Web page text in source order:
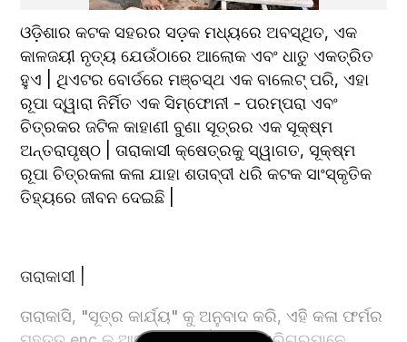
ଓଡ଼ିଶାର କଟକ ସହରର ସଡ଼କ ମଧ୍ୟରେ ଅବସ୍ଥିତ, ଏକ
କାଳଜୟୀ ନୃତ୍ୟ ଯେଉଁଠାରେ ଆଲୋକ ଏବଂ ଧାତୁ ଏକତ୍ରିତ
ହୁଏ | ଥିଏଟର ବୋର୍ଡରେ ମଞ୍ଚସ୍ଥ ଏକ ବାଲେଟ୍ ପରି, ଏହା
ରୂପା ଦ୍ୱାରା ନିର୍ମିତ ଏକ ସିମ୍ଫୋନୀ - ପରମ୍ପରା ଏବଂ
ଚିତ୍ରକର ଜଟିଳ କାହାଣୀ ବୁଣା ସୂତ୍ରର ଏକ ସୂକ୍ଷ୍ମ
ଅନ୍ତରାପୃଷ୍ଠ | ତାରାକାସୀ କ୍ଷେତ୍ରକୁ ସ୍ୱାଗତ, ସୂକ୍ଷ୍ମ
ରୂପା ଚିତ୍ରକଳା କଳା ଯାହା ଶତାବ୍ଦୀ ଧରି କଟକ ସାଂସ୍କୃତିକ
ତିହ୍ୟରେ ଜୀବନ ଦେଇଛି |
ତାରାକାସୀ |
ତାରାକାସି, "ସୂତ୍ର କାର୍ଯ୍ୟ" କୁ ଅନୁବାଦ କରି, ଏହି କଳା ଫର୍ମର